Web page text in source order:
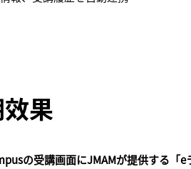
果
の受講画面にJMAMが提供する「